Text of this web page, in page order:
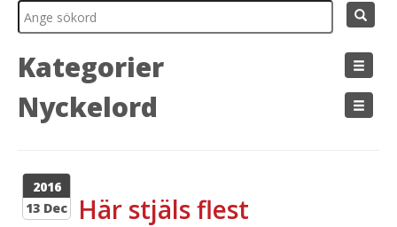
Kategorier
Nyckelord
2016
13 Dec
Här stjäls flest